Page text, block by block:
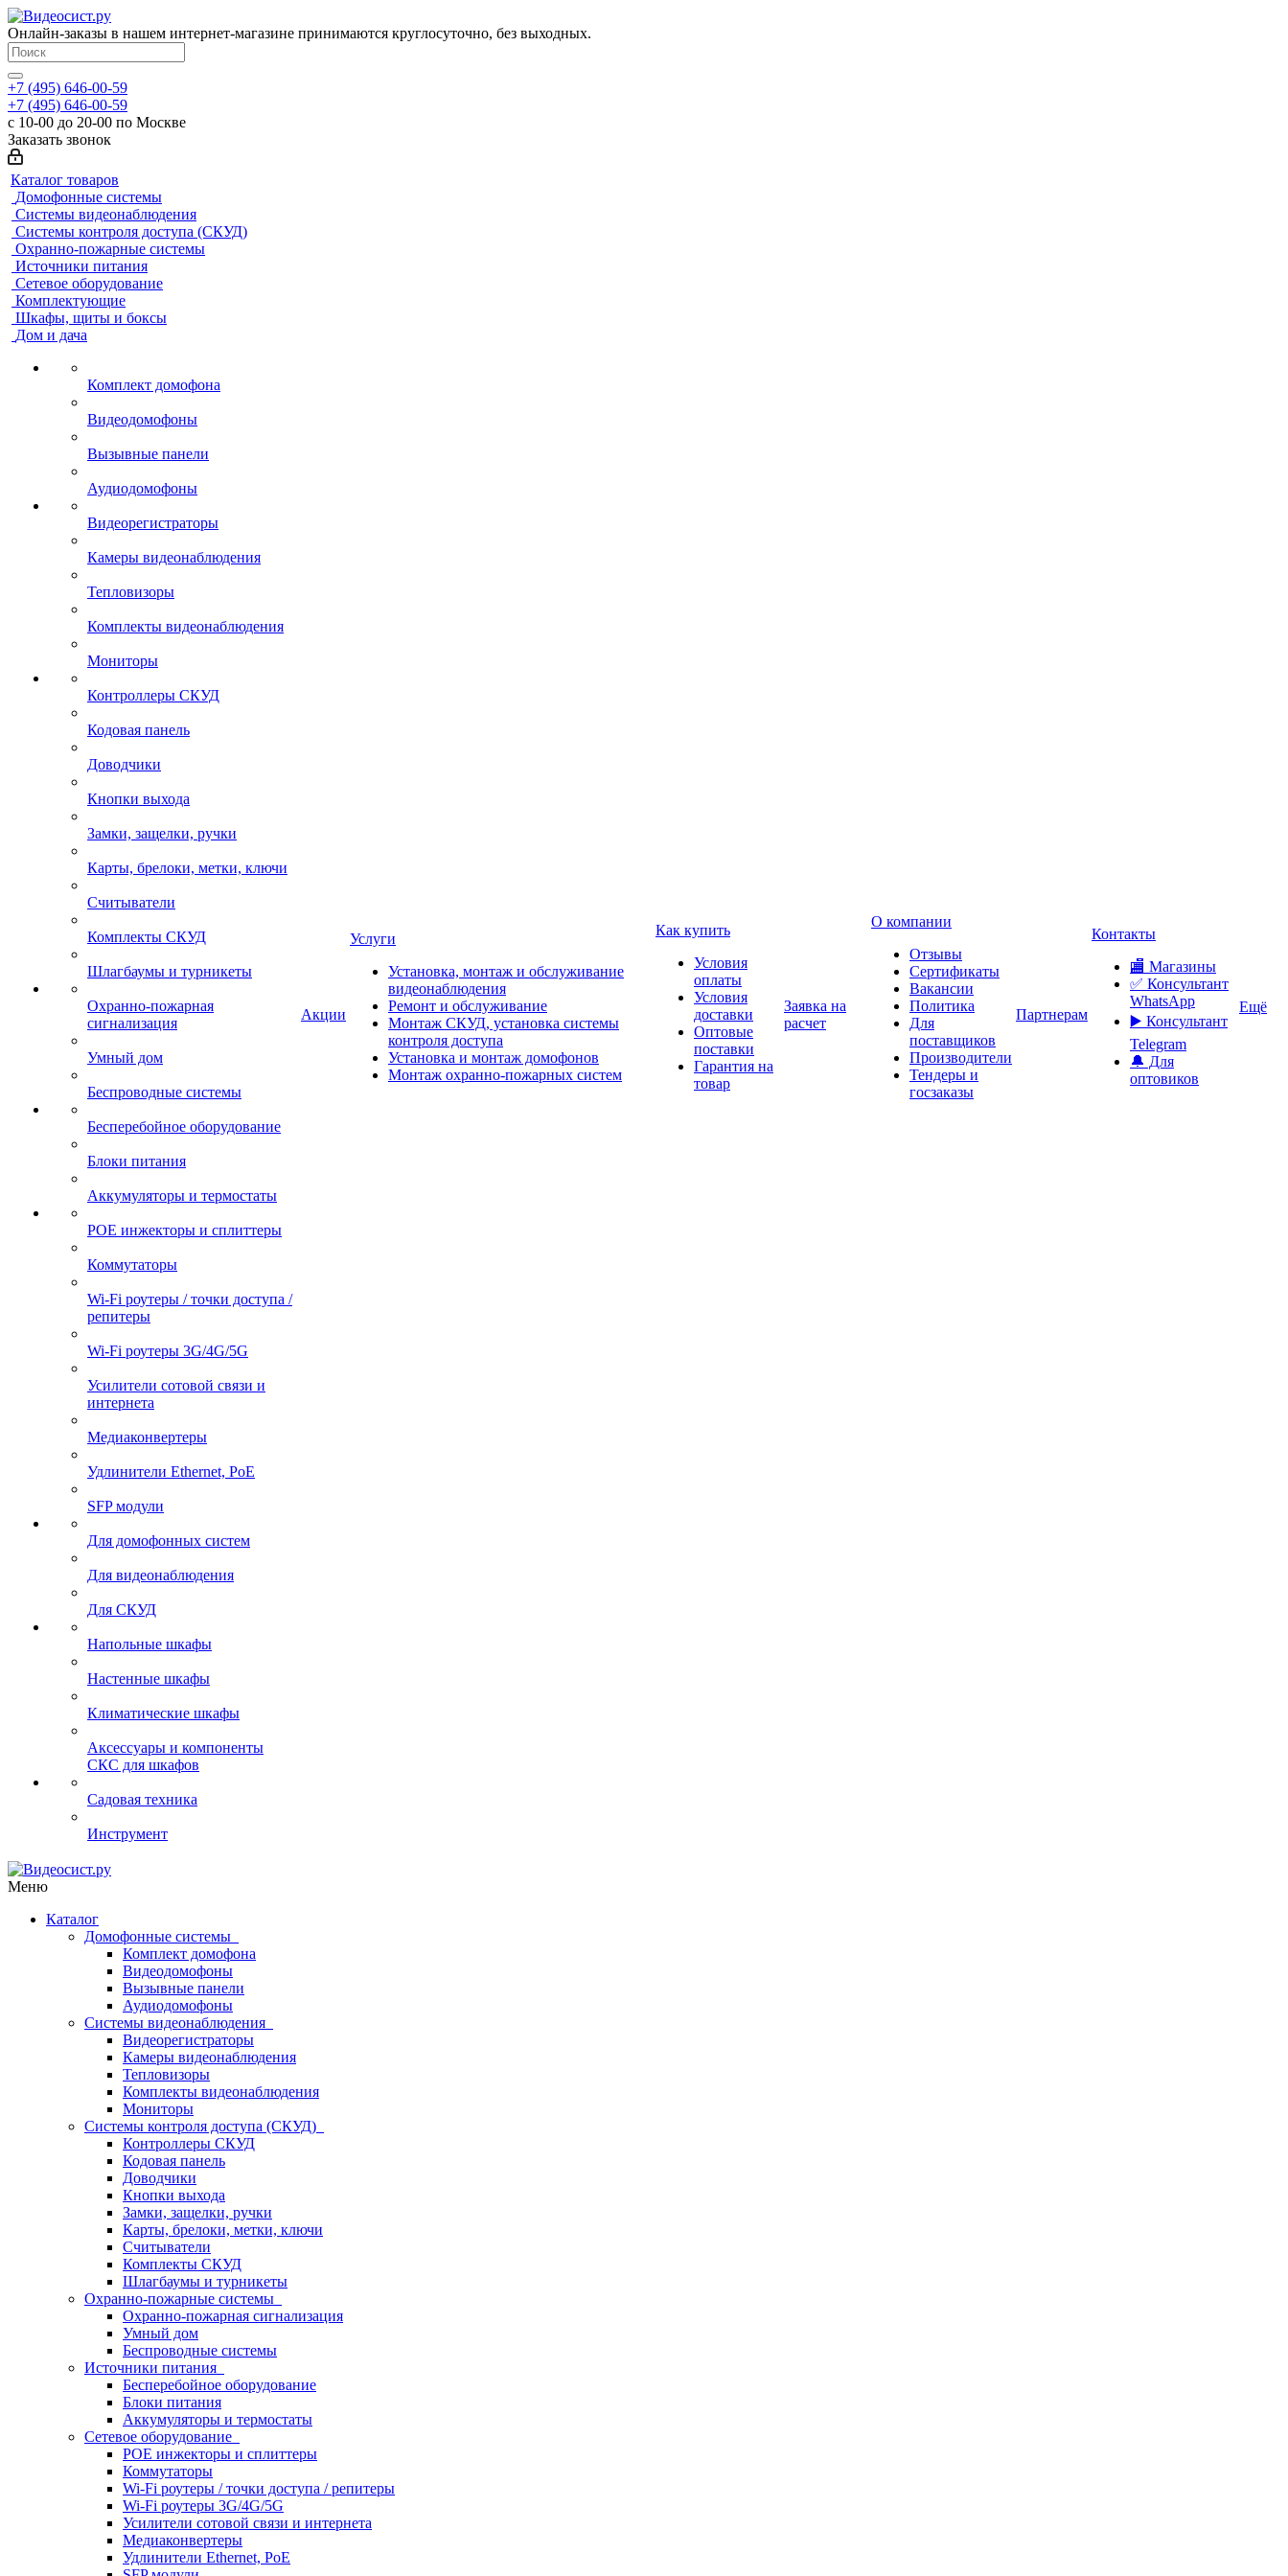
Онлайн-заказы в нашем интернет-магазине принимаются круглосуточно, без выходных.
+7 (495) 646-00-59
+7 (495) 646-00-59
с 10-00 до 20-00 по Москве
Заказать звонок
Каталог товаров
Домофонные системы
Системы видеонаблюдения
Системы контроля доступа (СКУД)
Охранно-пожарные системы
Источники питания
Сетевое оборудование
Комплектующие
Шкафы, щиты и боксы
Дом и дача
Комплект домофона
Видеодомофоны
Вызывные панели
Аудиодомофоны
Видеорегистраторы
Камеры видеонаблюдения
Тепловизоры
Комплекты видеонаблюдения
Мониторы
Контроллеры СКУД
Кодовая панель
Доводчики
Кнопки выхода
Замки, защелки, ручки
Карты, брелоки, метки, ключи
Считыватели
Комплекты СКУД
Шлагбаумы и турникеты
Охранно-пожарная
сигнализация
Умный дом
Беспроводные системы
Бесперебойное оборудование
Блоки питания
Аккумуляторы и термостаты
POE инжекторы и сплиттеры
Коммутаторы
Wi-Fi роутеры / точки доступа /
репитеры
Wi-Fi роутеры 3G/4G/5G
Усилители сотовой связи и
интернета
Медиаконвертеры
Удлинители Ethernet, PoE
SFP модули
Для домофонных систем
Для видеонаблюдения
Для СКУД
Напольные шкафы
Настенные шкафы
Климатические шкафы
Аксессуары и компоненты
СКС для шкафов
Садовая техника
Инструмент
Акции
Услуги
Установка, монтаж и обслуживание
видеонаблюдения
Ремонт и обслуживание
Монтаж СКУД, установка системы
контроля доступа
Установка и монтаж домофонов
Монтаж охранно-пожарных систем
Как купить
Условия
оплаты
Условия
доставки
Оптовые
поставки
Гарантия на
товар
Заявка на
расчет
О компании
Отзывы
Сертификаты
Вакансии
Политика
Для
поставщиков
Производители
Тендеры и
госзаказы
Партнерам
Контакты
🏬 Магазины
✅️ Консультант
WhatsApp
▶️ Консультант
Telegram
🔔 Для
оптовиков
Ещё
Меню
Каталог
Домофонные системы
Комплект домофона
Видеодомофоны
Вызывные панели
Аудиодомофоны
Системы видеонаблюдения
Видеорегистраторы
Камеры видеонаблюдения
Тепловизоры
Комплекты видеонаблюдения
Мониторы
Системы контроля доступа (СКУД)
Контроллеры СКУД
Кодовая панель
Доводчики
Кнопки выхода
Замки, защелки, ручки
Карты, брелоки, метки, ключи
Считыватели
Комплекты СКУД
Шлагбаумы и турникеты
Охранно-пожарные системы
Охранно-пожарная сигнализация
Умный дом
Беспроводные системы
Источники питания
Бесперебойное оборудование
Блоки питания
Аккумуляторы и термостаты
Сетевое оборудование
POE инжекторы и сплиттеры
Коммутаторы
Wi-Fi роутеры / точки доступа / репитеры
Wi-Fi роутеры 3G/4G/5G
Усилители сотовой связи и интернета
Медиаконвертеры
Удлинители Ethernet, PoE